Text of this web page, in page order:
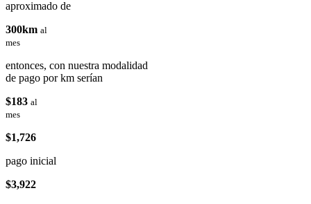
aproximado de
300km al
mes
entonces, con nuestra modalidad
de pago por km serían
$183 al
mes
$1,726
pago inicial
$3,922